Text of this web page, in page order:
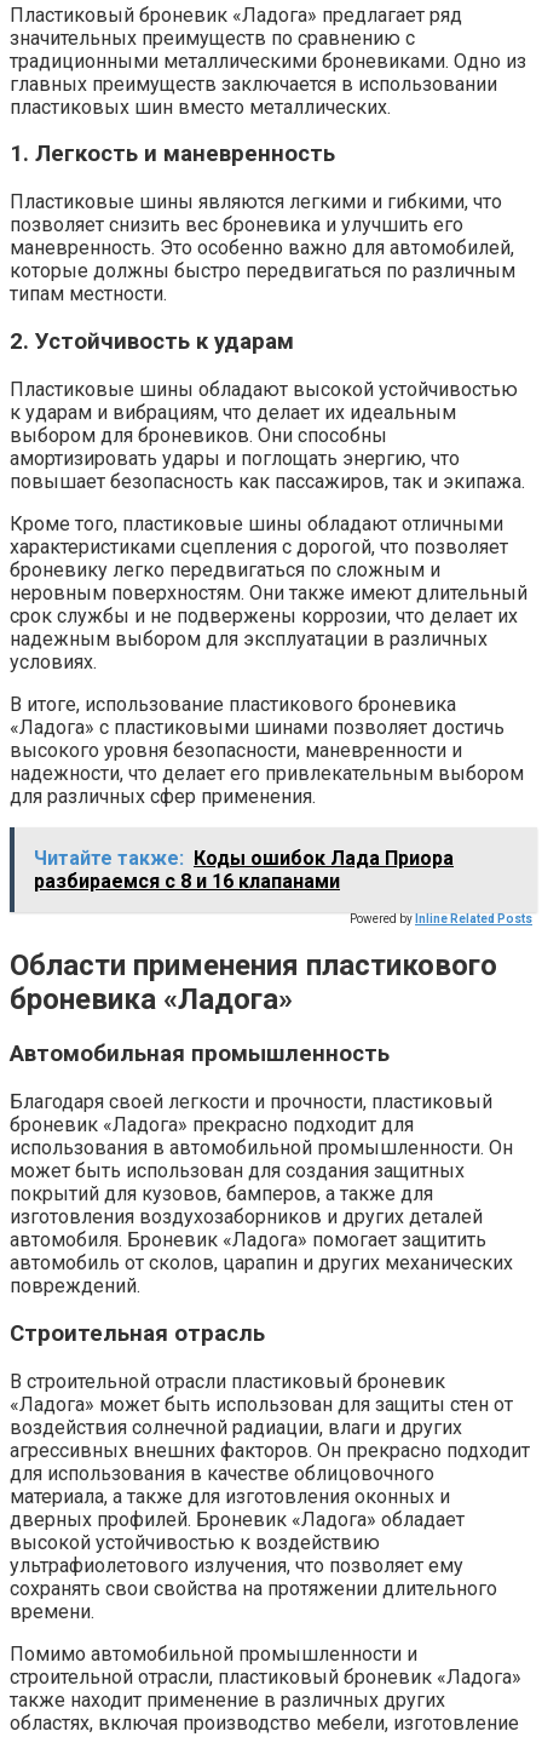
Пластиковый броневик «Ладога» предлагает ряд
значительных преимуществ по сравнению с
традиционными металлическими броневиками. Одно из
главных преимуществ заключается в использовании
пластиковых шин вместо металлических.
1. Легкость и маневренность
Пластиковые шины являются легкими и гибкими, что
позволяет снизить вес броневика и улучшить его
маневренность. Это особенно важно для автомобилей,
которые должны быстро передвигаться по различным
типам местности.
2. Устойчивость к ударам
Пластиковые шины обладают высокой устойчивостью
к ударам и вибрациям, что делает их идеальным
выбором для броневиков. Они способны
амортизировать удары и поглощать энергию, что
повышает безопасность как пассажиров, так и экипажа.
Кроме того, пластиковые шины обладают отличными
характеристиками сцепления с дорогой, что позволяет
броневику легко передвигаться по сложным и
неровным поверхностям. Они также имеют длительный
срок службы и не подвержены коррозии, что делает их
надежным выбором для эксплуатации в различных
условиях.
В итоге, использование пластикового броневика
«Ладога» с пластиковыми шинами позволяет достичь
высокого уровня безопасности, маневренности и
надежности, что делает его привлекательным выбором
для различных сфер применения.
Читайте также: Коды ошибок Лада Приора
разбираемся с 8 и 16 клапанами
Powered by Inline Related Posts
Области применения пластикового
броневика «Ладога»
Автомобильная промышленность
Благодаря своей легкости и прочности, пластиковый
броневик «Ладога» прекрасно подходит для
использования в автомобильной промышленности. Он
может быть использован для создания защитных
покрытий для кузовов, бамперов, а также для
изготовления воздухозаборников и других деталей
автомобиля. Броневик «Ладога» помогает защитить
автомобиль от сколов, царапин и других механических
повреждений.
Строительная отрасль
В строительной отрасли пластиковый броневик
«Ладога» может быть использован для защиты стен от
воздействия солнечной радиации, влаги и других
агрессивных внешних факторов. Он прекрасно подходит
для использования в качестве облицовочного
материала, а также для изготовления оконных и
дверных профилей. Броневик «Ладога» обладает
высокой устойчивостью к воздействию
ультрафиолетового излучения, что позволяет ему
сохранять свои свойства на протяжении длительного
времени.
Помимо автомобильной промышленности и
строительной отрасли, пластиковый броневик «Ладога»
также находит применение в различных других
областях, включая производство мебели, изготовление